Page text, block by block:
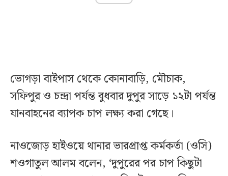
ভোগড়া বাইপাস থেকে কোনাবাড়ি, মৌচাক,
সফিপুর ও চন্দ্রা পর্যন্ত বুধবার দুপুর সাড়ে ১২টা পর্যন্ত
যানবাহনের ব্যাপক চাপ লক্ষ্য করা গেছে।
নাওজোড় হাইওয়ে থানার ভারপ্রাপ্ত কর্মকর্তা (ওসি)
শওগাতুল আলম বলেন, ‘দুপুরের পর চাপ কিছুটা